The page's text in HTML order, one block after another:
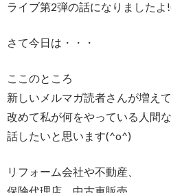
ライブ第2弾の話になりましたよ
さて今日は・・・
ここのところ
新しいメルマガ読者さんが増え
改めて私が何をやっている人間
話したいと思います(^o^)
リフォーム会社や不動産、